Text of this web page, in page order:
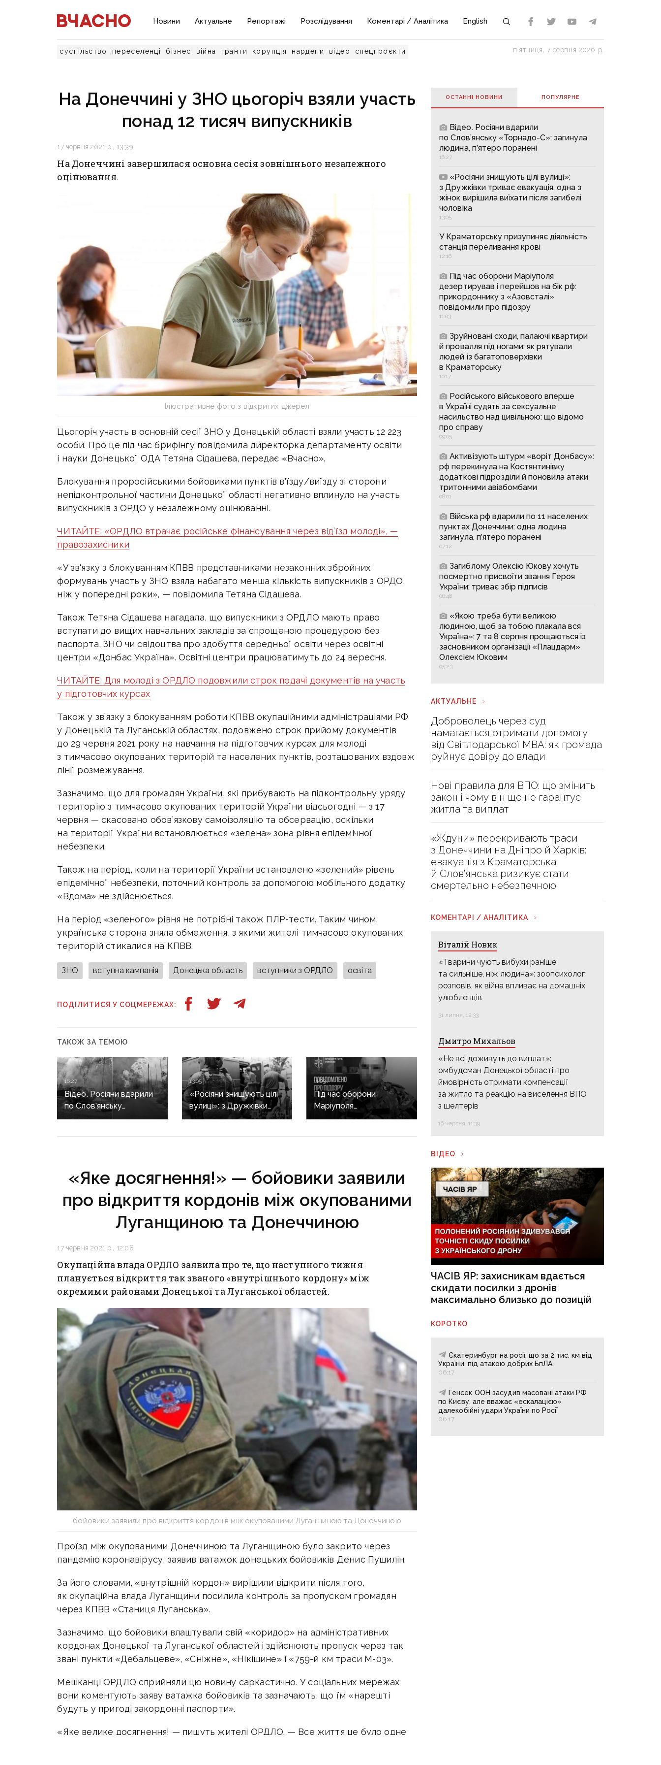
Новини Актуальне Репортажі Розслідування Коментарі / Аналітика English
суспільство переселенці бізнес війна гранти корупція нардепи відео спецпроєкти пʼятниця, 7 серпня 2026 р.
На Донеччині у ЗНО цьогоріч взяли участь
понад 12 тисяч випускників
17 червня 2021 р., 13:39
На Донеччині завершилася основна сесія зовнішнього незалежного
оцінювання.
Ілюстративне фото з відкритих джерел
Цьогоріч участь в основній сесії ЗНО у Донецькій області взяли участь 12 223
особи. Про це під час брифінгу повідомила директорка департаменту освіти
і науки Донецької ОДА Тетяна Сідашева, передає «Вчасно».
Блокування проросійськими бойовиками пунктів в'їзду/виїзду зі сторони
непідконтрольної частини Донецької області негативно вплинуло на участь
випускників з ОРДО у незалежному оцінюванні.
ЧИТАЙТЕ: «ОРДЛО втрачає російське фінансування через від’їзд молоді», —
правозахисники
«У зв'язку з блокуванням КПВВ представниками незаконних збройних
формувань участь у ЗНО взяла набагато менша кількість випускників з ОРДО,
ніж у попередні роки», — повідомила Тетяна Сідашева.
Також Тетяна Сідашева нагадала, що випускники з ОРДЛО мають право
вступати до вищих навчальних закладів за спрощеною процедурою без
паспорта, ЗНО чи свідоцтва про здобуття середньої освіти через освітні
центри «Донбас Україна». Освітні центри працюватимуть до 24 вересня.
ЧИТАЙТЕ: Для молоді з ОРДЛО подовжили строк подачі документів на участь
у підготовчих курсах
Також у зв’язку з блокуванням роботи КПВВ окупаційними адміністраціями РФ
у Донецькій та Луганській областях, подовжено строк прийому документів
до 29 червня 2021 року на навчання на підготовчих курсах для молоді
з тимчасово окупованих територій та населених пунктів, розташованих вздовж
лінії розмежування.
Зазначимо, що для громадян України, які прибувають на підконтрольну уряду
територію з тимчасово окупованих територій України відсьогодні — з 17
червня — скасовано обов’язкову самоізоляцію та обсервацію, оскільки
на території України встановлюється «зелена» зона рівня епідемічної
небезпеки.
Також на період, коли на території України встановлено «зелений» рівень
епідемічної небезпеки, поточний контроль за допомогою мобільного додатку
«Вдома» не здійснюється.
На період «зеленого» рівня не потрібні також ПЛР-тести. Таким чином,
українська сторона зняла обмеження, з якими жителі тимчасово окупованих
територій стикалися на КПВВ.
ЗНО вступна кампанія Донецька область вступники з ОРДЛО освіта
ПОДІЛИТИСЯ У СОЦМЕРЕЖАХ:
ТАКОЖ ЗА ТЕМОЮ
16:27
Відео. Росіяни вдарили
по Слов’янську
«Торнадо-С»: загинула
13:05
«Росіяни знищують цілі
вулиці»: з Дружківки
триває евакуація, одна з
11:03
Під час оборони
Маріуполя
дезертирував і
«Яке досягнення!» — бойовики заявили
про відкриття кордонів між окупованими
Луганщиною та Донеччиною
17 червня 2021 р., 12:08
Окупаційна влада ОРДЛО заявила про те, що наступного тижня
планується відкриття так званого «внутрішнього кордону» між
окремими районами Донецької та Луганської областей.
бойовики заявили про відкриття кордонів між окупованими Луганщиною та Донеччиною
Проїзд між окупованими Донеччиною та Луганщиною було закрито через
пандемію коронавірусу, заявив ватажок донецьких бойовиків Денис Пушилін.
За його словами, «внутрішній кордон» вирішили відкрити після того,
як окупаційна влада Луганщини посилила контроль за пропуском громадян
через КПВВ «Станиця Луганська».
Зазначимо, що бойовики влаштували свій «коридор» на адміністративних
кордонах Донецької та Луганської областей і здійснюють пропуск через так
звані пункти «Дебальцеве», «Сніжне», «Нікішине» і «759-й км траси М-03».
Мешканці ОРДЛО сприйняли цю новину саркастично. У соціальних мережах
вони коментують заяву ватажка бойовиків та зазначають, що їм «нарешті
будуть у пригоді закордонні паспорти».
«Яке велике досягнення! — пишуть жителі ОРДЛО. — Все життя це було одне
ОСТАННІ НОВИНИ ПОПУЛЯРНE
Відео. Росіяни вдарили
по Слов’янську «Торнадо-С»: загинула
людина, п’ятеро поранені
16:27
«Росіяни знищують цілі вулиці»:
з Дружківки триває евакуація, одна з
жінок вирішила виїхати після загибелі
чоловіка
13:05
У Краматорську призупиняє діяльність
станція переливання крові
12:16
Під час оборони Маріуполя
дезертирував і перейшов на бік рф:
прикордоннику з «Азовсталі»
повідомили про підозру
11:03
Зруйновані сходи, палаючі квартири
й провалля під ногами: як рятували
людей із багатоповерхівки
в Краматорську
10:17
Російського військового вперше
в Україні судять за сексуальне
насильство над цивільною: що відомо
про справу
09:05
Активізують штурм «воріт Донбасу»:
рф перекинула на Костянтинівку
додаткові підрозділи й поновила атаки
тритонними авіабомбами
08:01
Війська рф вдарили по 11 населених
пунктах Донеччини: одна людина
загинула, п’ятеро поранені
07:12
Загиблому Олексію Юкову хочуть
посмертно присвоїти звання Героя
України: триває збір підписів
06:48
«Якою треба бути великою
людиною, щоб за тобою плакала вся
Україна»: 7 та 8 серпня прощаються із
засновником організації «Плацдарм»
Олексієм Юковим
05:23
АКТУАЛЬНЕ
Доброволець через суд
намагається отримати допомогу
від Світлодарської МВА: як громада
руйнує довіру до влади
Нові правила для ВПО: що змінить
закон і чому він ще не гарантує
житла та виплат
«Ждуни» перекривають траси
з Донеччини на Дніпро й Харків:
евакуація з Краматорська
й Слов’янська ризикує стати
смертельно небезпечною
КОМЕНТАРІ / АНАЛІТИКА
Віталій Новик
«Тварини чують вибухи раніше
та сильніше, ніж людина»: зоопсихолог
розповів, як війна впливає на домашніх
улюбленців
31 липня, 12:33
Дмитро Михальов
«Не всі доживуть до виплат»:
омбудсман Донецької області про
ймовірність отримати компенсації
за житло та реакцію на виселення ВПО
з шелтерів
16 червня, 11:39
ВІДЕО
ЧАСІВ ЯР: захисникам вдається
скидати посилки з дронів
максимально близько до позицій
КОРОТКО
Єкатеринбург на росії, що за 2 тис. км від
України, під атакою добрих БпЛА.
06:17
Генсек ООН засудив масовані атаки РФ
по Києву, але вважає «ескалацією»
далекобійні удари України по Росії
06:17